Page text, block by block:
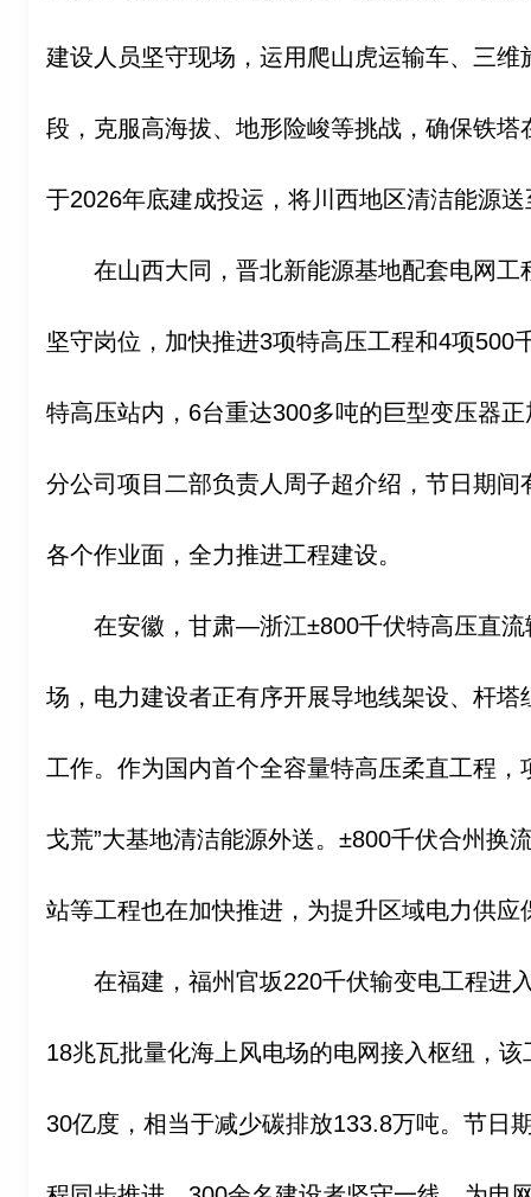
建设人员坚守现场，运用爬山虎运输车、三
段，克服高海拔、地形险峻等挑战，确保铁
于2026年底建成投运，将川西地区清洁能源
在山西大同，晋北新能源基地配套电网
坚守岗位，加快推进3项特高压工程和4项500
特高压站内，6台重达300多吨的巨型变压器
分公司项目二部负责人周子超介绍，节日期
各个作业面，全力推进工程建设。
在安徽，甘肃—浙江±800千伏特高压直
场，电力建设者正有序开展导地线架设、杆
工作。作为国内首个全容量特高压柔直工程，
戈荒”大基地清洁能源外送。±800千伏合州换
站等工程也在加快推进，为提升区域电力供应
在福建，福州官坂220千伏输变电工程进
18兆瓦批量化海上风电场的电网接入枢纽，
30亿度，相当于减少碳排放133.8万吨。节日